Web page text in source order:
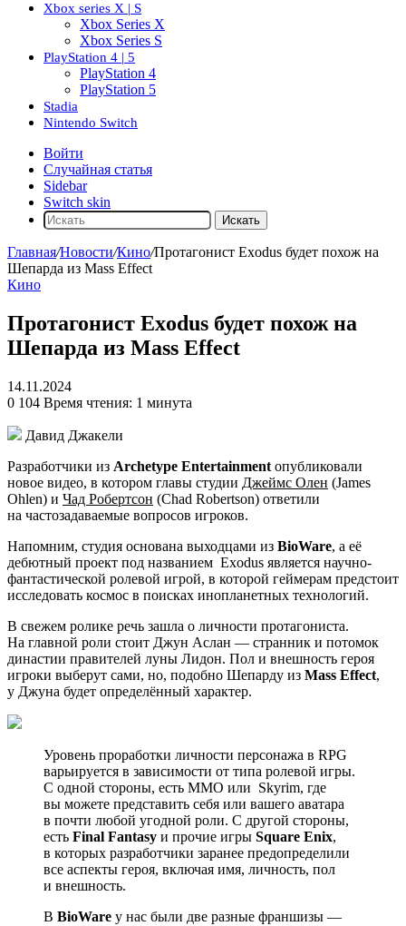
Xbox series X | S
Xbox Series X
Xbox Series S
PlayStation 4 | 5
PlayStation 4
PlayStation 5
Stadia
Nintendo Switch
Войти
Случайная статья
Sidebar
Switch skin
Искать
Главная/Новости/Кино/Протагонист Exodus будет похож на
Шепарда из Mass Effect
Кино
Протагонист Exodus будет похож на
Шепарда из Mass Effect
14.11.2024
0 104 Время чтения: 1 минута
Давид Джакели
Разработчики из Archetype Entertainment опубликовали
новое видео, в котором главы студии Джеймс Олен (James
Ohlen) и Чад Робертсон (Chad Robertson) ответили
на частозадаваемые вопросов игроков.
Напомним, студия основана выходцами из BioWare, а её
дебютный проект под названием Exodus является научно-
фантастической ролевой игрой, в которой геймерам предстоит
исследовать космос в поисках инопланетных технологий.
В свежем ролике речь зашла о личности протагониста.
На главной роли стоит Джун Аслан — странник и потомок
династии правителей луны Лидон. Пол и внешность героя
игроки выберут сами, но, подобно Шепарду из Mass Effect,
у Джуна будет определённый характер.
Уровень проработки личности персонажа в RPG
варьируется в зависимости от типа ролевой игры.
С одной стороны, есть MMO или Skyrim, где
вы можете представить себя или вашего аватара
в почти любой угодной роли. С другой стороны,
есть Final Fantasy и прочие игры Square Enix,
в которых разработчики заранее предопределили
все аспекты героя, включая имя, личность, пол
и внешность.
В BioWare у нас были две разные франшизы —